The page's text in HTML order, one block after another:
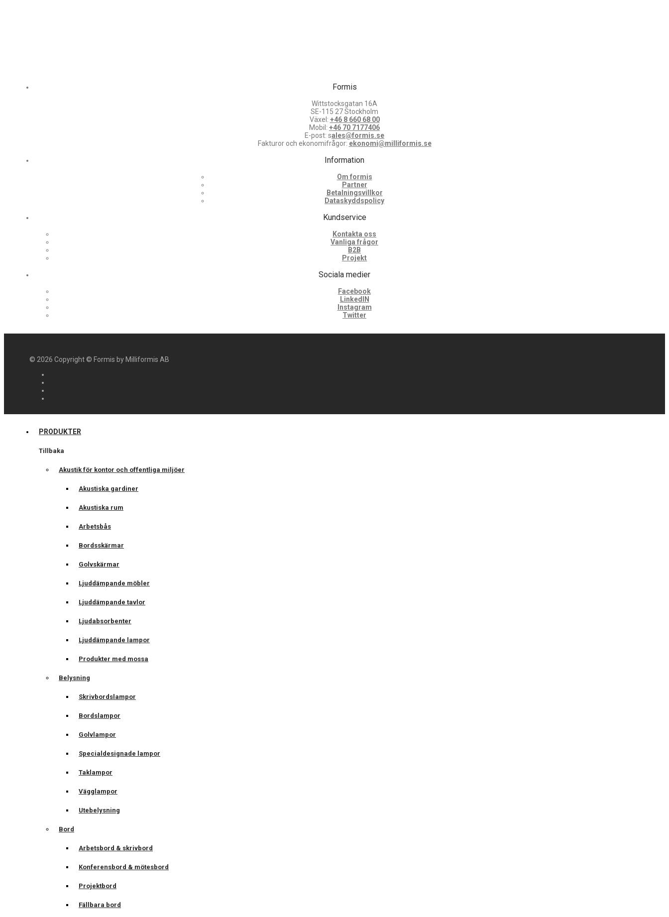
Formis
Wittstocksgatan 16A
SE-115 27 Stockholm
Växel: +46 8 660 68 00
Mobil: +46 70 7177406
E-post: sales@formis.se
Fakturor och ekonomifrågor: ekonomi@milliformis.se
Information
Om formis
Partner
Betalningsvillkor
Dataskyddspolicy
Kundservice
Kontakta oss
Vanliga frågor
B2B
Projekt
Sociala medier
Facebook
LinkedIN
Instagram
Twitter
© 2026 Copyright © Formis by Milliformis AB
PRODUKTER
Tillbaka
Akustik för kontor och offentliga miljöer
Akustiska gardiner
Akustiska rum
Arbetsbås
Bordsskärmar
Golvskärmar
Ljuddämpande möbler
Ljuddämpande tavlor
Ljudabsorbenter
Ljuddämpande lampor
Produkter med mossa
Belysning
Skrivbordslampor
Bordslampor
Golvlampor
Specialdesignade lampor
Taklampor
Vägglampor
Utebelysning
Bord
Arbetsbord & skrivbord
Konferensbord & mötesbord
Projektbord
Fällbara bord